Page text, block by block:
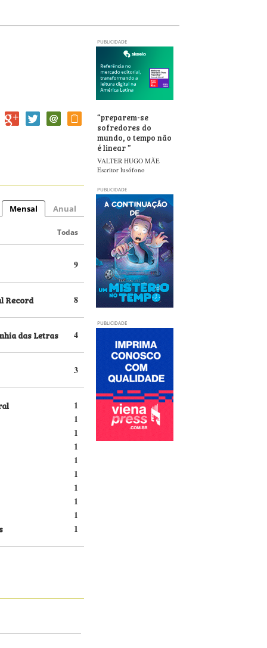
PUBLICIDADE
Mensal Anual
Todas
9
8
Record
4
das Letras
3
1
1
1
1
1
1
1
1
1
1
“preparem-se
sofredores do
mundo, o tempo não
é linear”
VALTER HUGO MÃE
Escritor lusófono
PUBLICIDADE
PUBLICIDADE